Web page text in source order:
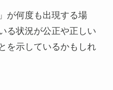
が何度も出現する場
る状況が公正や正しい
を示しているかもしれ